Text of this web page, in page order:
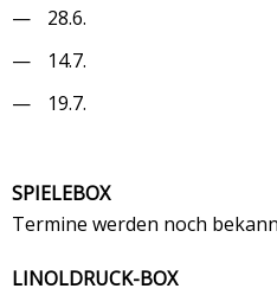
28.6.
14.7.
19.7.
SPIELEBOX
Termine werden noch
LINOLDRUCK-BOX